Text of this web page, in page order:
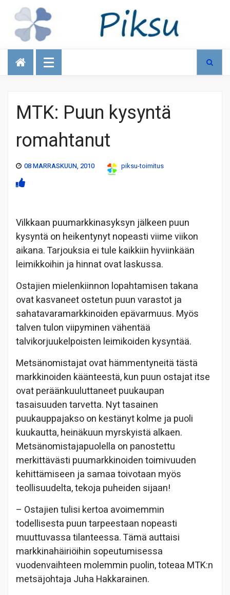
Talous
MTK: Puun kysyntä
romahtanut
08 MARRASKUUN, 2010 piksu-toimitus
Vilkkaan puumarkkinasyksyn jälkeen puun
kysyntä on heikentynyt nopeasti viime viikon
aikana. Tarjouksia ei tule kaikkiin hyviinkään
leimikkoihin ja hinnat ovat laskussa.
Ostajien mielenkiinnon lopahtamisen takana
ovat kasvaneet ostetun puun varastot ja
sahatavaramarkkinoiden epävarmuus. Myös
talven tulon viipyminen vähentää
talvikorjuukelpoisten leimikoiden kysyntää.
Metsänomistajat ovat hämmentyneitä tästä
markkinoiden käänteestä, kun puun ostajat itse
ovat peräänkuuluttaneet puukaupan
tasaisuuden tarvetta. Nyt tasainen
puukauppajakso on kestänyt kolme ja puoli
kuukautta, heinäkuun myrskyistä alkaen.
Metsänomistajapuolella on panostettu
merkittävästi puumarkkinoiden toimivuuden
kehittämiseen ja samaa toivotaan myös
teollisuudelta, tekoja puheiden sijaan!
– Ostajien tulisi kertoa avoimemmin
todellisesta puun tarpeestaan nopeasti
muuttuvassa tilanteessa. Tämä auttaisi
markkinahäiriöihin sopeutumisessa
vuodenvaihteen molemmin puolin, toteaa MTK:n
metsäjohtaja Juha Hakkarainen.